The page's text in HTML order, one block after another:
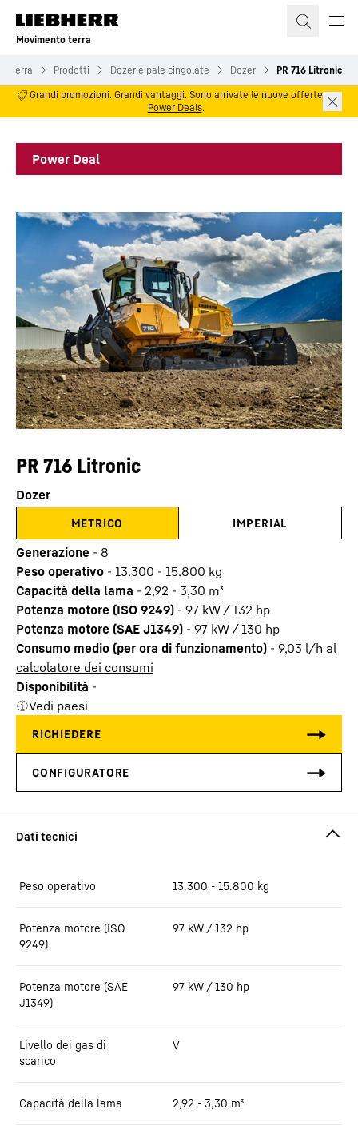
Movimento terra
terra Prodotti Dozer e pale cingolate Dozer PR 716 Litronic
Grandi promozioni. Grandi vantaggi. Sono arrivate le nuove offerte
Power Deals.
Power Deal
PR 716 Litronic
Dozer
METRICO IMPERIAL
Generazione - 8
Peso operativo - 13.300 - 15.800 kg
Capacità della lama - 2,92 - 3,30 m³
Potenza motore (ISO 9249) - 97 kW / 132 hp
Potenza motore (SAE J1349) - 97 kW / 130 hp
Consumo medio (per ora di funzionamento) - 9,03 l/h al
calcolatore dei consumi
Disponibilità -
Vedi paesi
Peso operativo 13.300 - 15.800 kg
Potenza motore (ISO
9249)
97 kW / 132 hp
Potenza motore (SAE
J1349)
97 kW / 130 hp
Livello dei gas di
scarico
V
Capacità della lama 2,92 - 3,30 m³